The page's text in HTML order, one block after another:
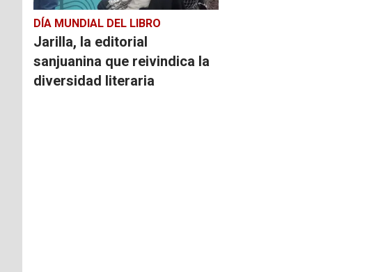
DÍA MUNDIAL DEL LIBRO
Jarilla, la editorial
sanjuanina que reivindica la
diversidad literaria